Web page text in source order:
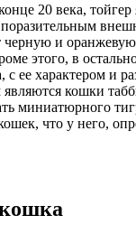
20 века, тойгер
черную и
этого, в
ее характером и
кошки
миниатюрного
что у него,